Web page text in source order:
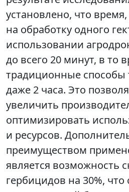
установлено, что
на обработку одного
использовании
до всего 20 минут, в то
традиционные способы
даже 2 часа. Это
увеличить
оптимизировать
и ресурсов.
преимуществом
является возможность
гербицидов на 30%, что